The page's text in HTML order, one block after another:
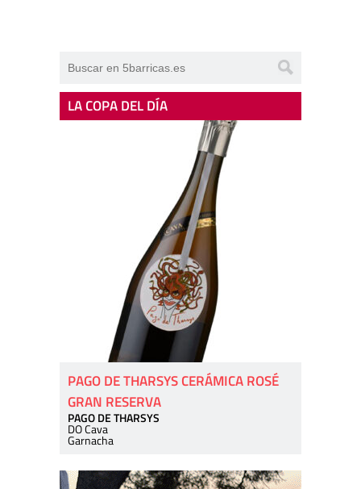
LA COPA DEL DÍA
PAGO DE THARSYS CERÁMICA ROSÉ
GRAN RESERVA
PAGO DE THARSYS
DO Cava
Garnacha